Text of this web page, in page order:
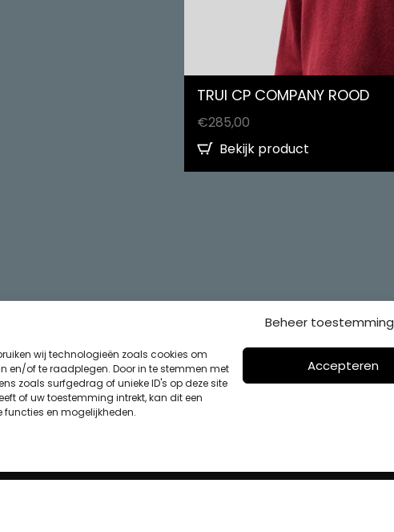
Beheer toestemming
wij technologieën zoals cookies om
en/of te raadplegen. Door in te stemmen met
zoals surfgedrag of unieke ID's op deze site
of uw toestemming intrekt, kan dit een
en mogelijkheden.
Accepteren
TRUI CP COMPANY ROOD
€285,00
Bekijk product